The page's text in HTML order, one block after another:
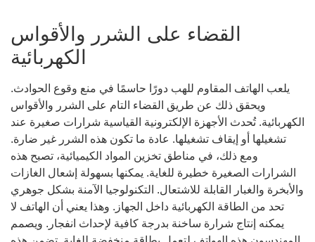
القضاء على الشرر والأقواس
الكهربائية
يلعب الهاتف المقاوم للهب دورًا حاسمًا في منع وقوع الحوادث.
ويحقق ذلك عن طريق القضاء التام على الشرر والأقواس
الكهربائية. تُحدث الأجهزة الإلكترونية القياسية شرارات صغيرة عند
تشغيلها أو إيقاف تشغيلها. عادة ما تكون هذه الشرر غير ضارة.
ومع ذلك، في مناطق تخزين المواد الكيميائية، تصبح هذه
الشرارات الصغيرة خطيرة للغاية. يمكنها بسهولة إشعال الغازات
والأبخرة والغبار القابلة للاشتعال. التكنولوجيا الآمنة بشكل جوهري
تحد من الطاقة الكهربائية داخل الجهاز. وهذا يعني أن الهاتف لا
يمكنه إنتاج شرارة ساخنة بدرجة كافية لإحداث انفجار. ويصمم